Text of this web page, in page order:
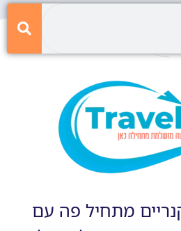
מתחיל פה עם